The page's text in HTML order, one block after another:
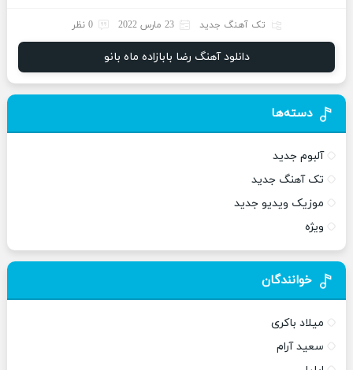
تک آهنگ جدید 23 مارس 2022 0 نظر
دانلود آهنگ رضا بابازاده ماه بانو
دسته‌ها
آلبوم جدید
تک آهنگ جدید
موزیک ویدیو جدید
ویژه
خوانندگان
میلاد باکری
سعید آرام